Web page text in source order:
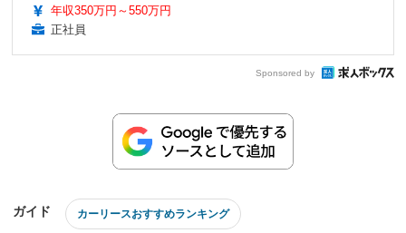
年収350万円～550万円
正社員
Sponsored by
ガイド カーリースおすすめランキング